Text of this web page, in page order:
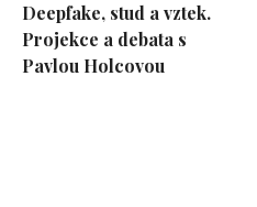
Deepfake, stud a vztek.
Projekce a debata s
Pavlou Holcovou